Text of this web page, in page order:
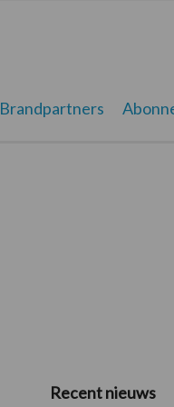
Brandpartners
Primaire
Recent nieuws